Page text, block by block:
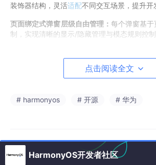
装饰器结构，灵活适配不同交互场景，提升开
页面绑定式弹窗层级自由管理：每个弹窗基
制，实现清晰的显示/隐藏管理与模态规则控制
窗方案，实现了弹窗体系的统一重构。在复杂
户可在不同页面中保留弹窗堆栈状态，实现从
大降低弹窗系统的开发与维护成本，开发效率
各类应用中，实现高效的弹窗管理。
企查查希望通过开源 QuickDialog，与开发者
点击阅读全文
# harmonyos # 开源 # 华为
HarmonyOS开发者社区